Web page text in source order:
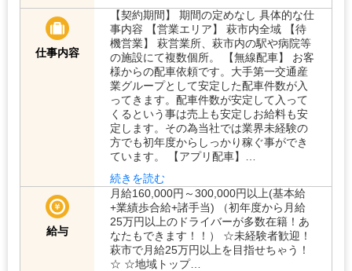
仕事内容
【契約期間】 期間の定めなし 具体的な仕
事内容 【営業エリア】 萩市内全域 【待
機営業】 萩営業所、萩市内の駅や病院等
の施設にて複数個所。 【無線配車】 お客
様からの配車依頼です。大手第一交通産
業グループとして安定した配車件数が入
ってきます。配車件数が安定して入って
くるという事は売上も安定しお給料も安
定します。その為当社では業界未経験の
方でも初年度からしっかり稼ぐ事ができ
ています。 【アプリ配車】…
続きを読む
給与
月給160,000円～300,000円以上(基本給
+業績歩合給+諸手当) （初年度から月給
25万円以上のドライバーが多数在籍！あ
なたもできます！！） ☆未経験者歓迎！
萩市で月給25万円以上を目指せちゃう！
☆ ☆地域トップ…